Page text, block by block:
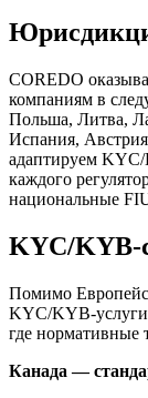
COREDO
компаниям в
Польша, Литва,
Испания,
адаптируем
каждого
национальные
KYC/KYB-
Помимо
KYC/KYB-
где нормативные
Канада —